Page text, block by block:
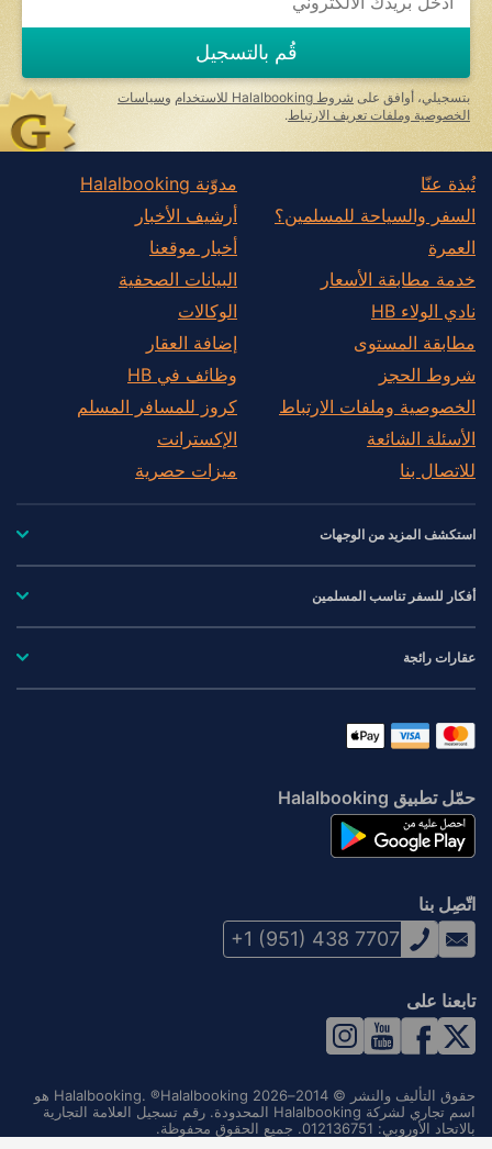
قُم بالتسجيل
بتسجيلي، أوافق على شروط Halalbooking للاستخدام وسياسات
الخصوصية وملفات تعريف الارتباط .
نُبذة عنّا
السفر والسياحة للمسلمين؟
العمرة
خدمة مطابقة الأسعار
نادي الولاء HB
مطابقة المستوى
شروط الحجز
الخصوصية وملفات الارتباط
الأسئلة الشائعة
للاتصال بنا
مدوّنة Halalbooking
أرشيف الأخبار
أخبار موقعنا
البيانات الصحفية
الوكالات
إضافة العقار
وظائف في HB
كروز للمسافر المسلم
الإكسترانت
ميزات حصرية
استكشف المزيد من الوجهات
أفكار للسفر تناسب المسلمين
عقارات رائجة
حمّل تطبيق Halalbooking
اتّصِل بنا
+1 (951) 438 7707
تابعنا على
حقوق التأليف والنشر © 2014–2026 Halalbooking. ®Halalbooking هو
اسم تجاري لشركة Halalbooking المحدودة. رقم تسجيل العلامة التجارية
بالاتحاد الأوروبي: 012136751. جميع الحقوق محفوظة.